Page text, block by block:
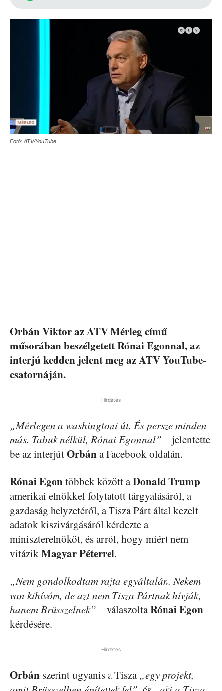
Fotó: ATV/YouTube
Orbán Viktor az ATV Mérleg című
műsorában beszélgetett Rónai Egonnal, az
interjú kedden jelent meg az ATV YouTube-
csatornáján.
Hirdetés
„Mérlegen a washingtoni út. És persze minden
más. Tabuk nélkül, Rónai Egonnal” – jelentette
be az interjútOrbána Facebook oldalán.
Rónai Egontöbbek között aDonald Trump
amerikai elnökkel folytatott tárgyalásáról, a
gazdaság helyzetéről, a Tisza Párt által kezelt
adatok kiszivárgásáról kérdezte a
miniszterelnököt, és arról, hogy miért nem
vitázikMagyarPéterrel.
„Nem gondolkodtam rajta egyáltalán. Nekem
van kihívóm, de azt nem Tisza Pártnak hívják,
hanem Brüsszelnek” – válaszoltaRónai Egon
kérdésére.
Hirdetés
Orbán szerint ugyanis a Tisza „egy projekt,